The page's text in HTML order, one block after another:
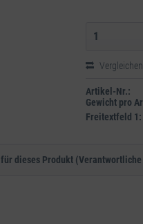
Vergleichen
Artikel-Nr.:
Gewicht pro
Freitextfeld 1:
dieses Produkt (Verantwortliche